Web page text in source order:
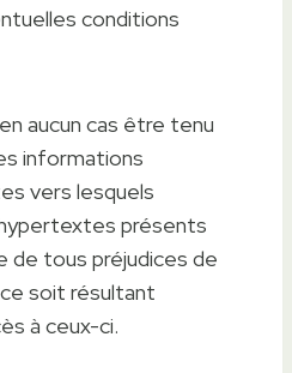
conditions
aucun cas être tenu
informations
vers lesquels
présents
de tous préjudices de
soit résultant
à ceux-ci.